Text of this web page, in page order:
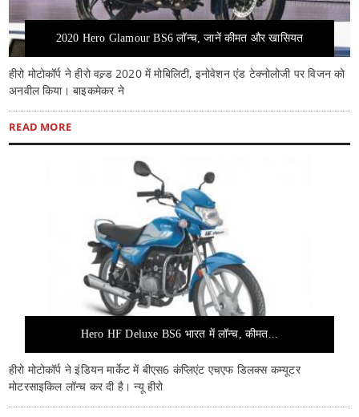
2020 Hero Glamour BS6 लॉन्च, जानें कीमत और खासियत
हीरो मोटोकॉर्प ने हीरो वल्र्ड 2020 में मोबिलिटी, इनोवेशन एंड टेक्नोलोजी पर विजन को
अनवील किया। बाइकमेकर ने
READ MORE
Hero HF Deluxe BS6 भारत में लॉन्च, कीमत...
हीरो मोटोकॉर्प ने इंडियन मार्केट में बीएस6 कंप्लिएंट एचएफ डिलक्स कम्यूटर
मोटरसाइकिल लॉन्च कर दी है। न्यू हीरो